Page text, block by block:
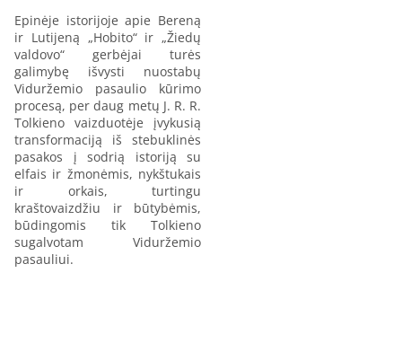
Epinėje istorijoje apie Bereną
ir Lutijeną „Hobito“ ir „Žiedų
valdovo“ gerbėjai turės
galimybę išvysti nuostabų
Viduržemio pasaulio kūrimo
procesą, per daug metų J. R. R.
Tolkieno vaizduotėje įvykusią
transformaciją iš stebuklinės
pasakos į sodrią istoriją su
elfais ir žmonėmis, nykštukais
ir orkais, turtingu
kraštovaizdžiu ir būtybėmis,
būdingomis tik Tolkieno
sugalvotam Viduržemio
pasauliui.